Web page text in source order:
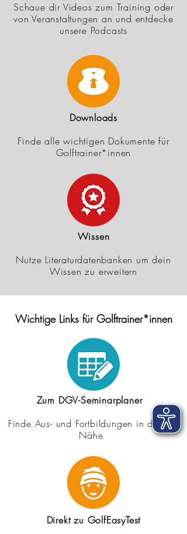
Schaue dir Videos zum Training oder
von Veranstaltungen an und entdecke
unsere Podcasts
Downloads
Finde alle wichtigen Dokumente für
Golftrainer*innen
Wissen
Nutze Literaturdatenbanken um dein
Wissen zu erweitern
Wichtige Links für Golftrainer*innen
Zum DGV-Seminarplaner
Finde Aus- und Fortbildungen in deiner
Nähe
Direkt zu GolfEasyTest